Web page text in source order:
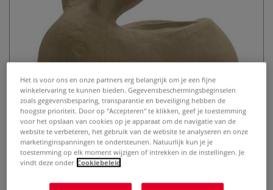
Het is voor ons en onze partners erg belangrijk om je een fijne
winkelervaring te kunnen bieden. Gegevensbeschermingsbeginselen
zoals gegevensbesparing, transparantie en beveiliging hebben de
hoogste prioriteit. Door op "Accepteren" te klikken, geef je toestemming
voor het opslaan van cookies op je apparaat om de navigatie van de
website te verbeteren, het gebruik van de website te analyseren en onze
marketinginspanningen te ondersteunen. Natuurlijk kun je je
toestemming op elk moment wijzigen of intrekken in de instellingen. Je
vindt deze onder Cookiebeleid